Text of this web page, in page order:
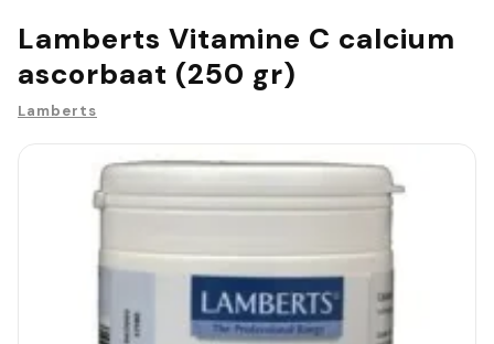
Lamberts Vitamine C calcium
ascorbaat (250 gr)
Lamberts